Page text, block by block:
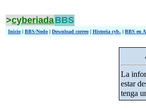
>cyberiadaBBS
Inicio | BBS/Nodo | Download correo | Historia cyb. | BBS en
La
estar
tenga